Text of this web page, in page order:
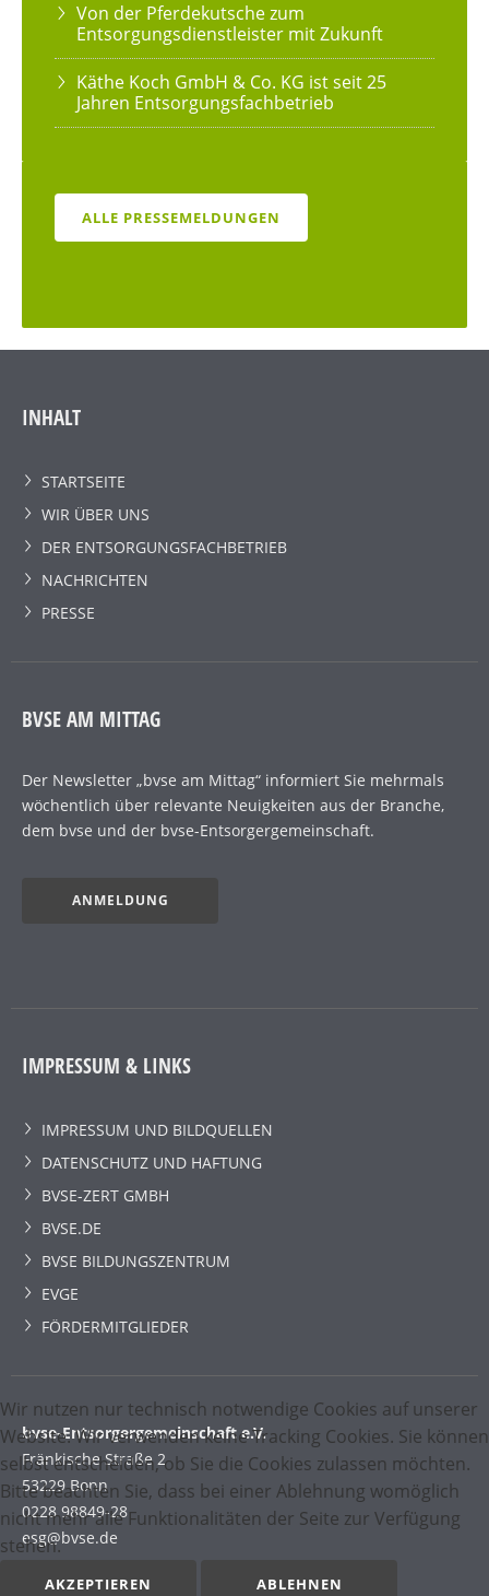
Von der Pferdekutsche zum
Entsorgungsdienstleister mit Zukunft
Käthe Koch GmbH & Co. KG ist seit 25
Jahren Entsorgungsfachbetrieb
ALLE PRESSEMELDUNGEN
INHALT
STARTSEITE
WIR ÜBER UNS
DER ENTSORGUNGSFACHBETRIEB
NACHRICHTEN
PRESSE
BVSE AM MITTAG
Der Newsletter „bvse am Mittag“ informiert Sie mehrmals
wöchentlich über relevante Neuigkeiten aus der Branche,
dem bvse und der bvse-Entsorgergemeinschaft.
ANMELDUNG
IMPRESSUM & LINKS
IMPRESSUM UND BILDQUELLEN
DATENSCHUTZ UND HAFTUNG
BVSE-ZERT GMBH
BVSE.DE
BVSE BILDUNGSZENTRUM
EVGE
FÖRDERMITGLIEDER
bvse-Entsorgergemeinschaft e.V.
Fränkische Straße 2
53229 Bonn
0228 98849-28
esg@bvse.de
Wir nutzen nur technisch notwendige Cookies auf unserer
Website. Wir verwenden keine Tracking Cookies. Sie können
selbst entscheiden, ob Sie die Cookies zulassen möchten.
Bitte beachten Sie, dass bei einer Ablehnung womöglich
nicht mehr alle Funktionalitäten der Seite zur Verfügung
stehen.
AKZEPTIEREN ABLEHNEN